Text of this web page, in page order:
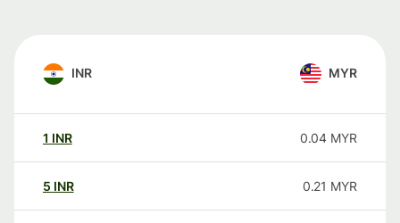
INR MYR
1 INR 0.04 MYR
5 INR 0.21 MYR